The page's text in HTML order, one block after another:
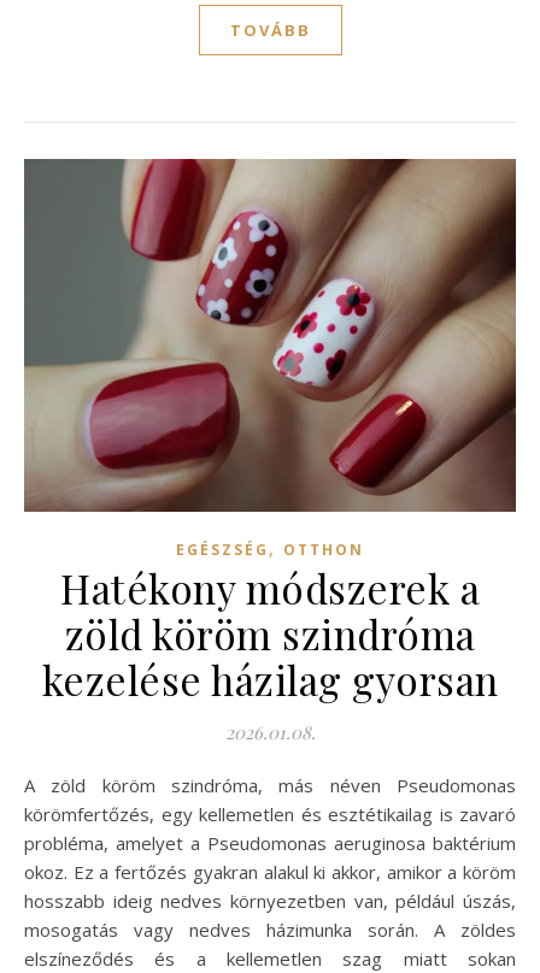
TOVÁBB
EGÉSZSÉG , OTTHON
Hatékony módszerek a
zöld köröm szindróma
kezelése házilag gyorsan
2026.01.08.
A zöld köröm szindróma, más néven Pseudomonas
körömfertőzés, egy kellemetlen és esztétikailag is zavaró
probléma, amelyet a Pseudomonas aeruginosa baktérium
okoz. Ez a fertőzés gyakran alakul ki akkor, amikor a köröm
hosszabb ideig nedves környezetben van, például úszás,
mosogatás vagy nedves házimunka során. A zöldes
elszíneződés és a kellemetlen szag miatt sokan